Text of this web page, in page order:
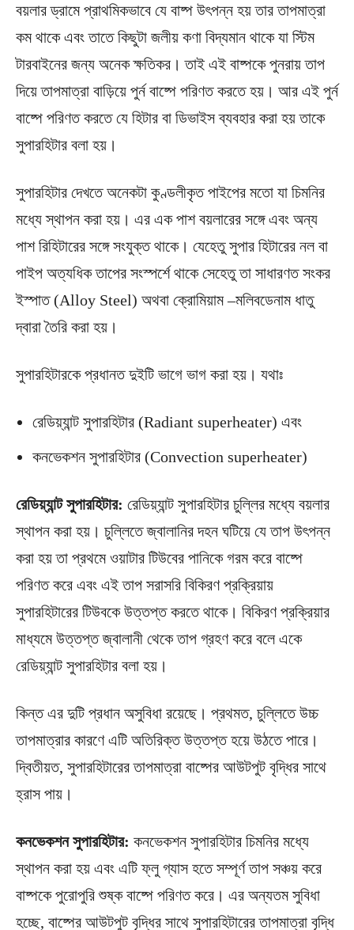
বয়লার ড্রামে প্রাথমিকভাবে যে বাষ্প উৎপন্ন হয় তার তাপমাত্রা
কম থাকে এবং তাতে কিছুটা জলীয় কণা বিদ্যমান থাকে যা স্টিম
টারবাইনের জন্য অনেক ক্ষতিকর। তাই এই বাষ্পকে পুনরায় তাপ
দিয়ে তাপমাত্রা বাড়িয়ে পুর্ন বাষ্পে পরিণত করতে হয়। আর এই পুর্ন
বাষ্পে পরিণত করতে যে হিটার বা ডিভাইস ব্যবহার করা হয় তাকে
সুপারহিটার বলা হয়।
সুপারহিটার দেখতে অনেকটা কুণ্ডলীকৃত পাইপের মতো যা চিমনির
মধ্যে স্থাপন করা হয়। এর এক পাশ বয়লারের সঙ্গে এবং অন্য
পাশ রিহিটারের সঙ্গে সংযুক্ত থাকে। যেহেতু সুপার হিটারের নল বা
পাইপ অত্যধিক তাপের সংস্পর্শে থাকে সেহেতু তা সাধারণত সংকর
ইস্পাত (Alloy Steel) অথবা ক্রোমিয়াম –মলিবডেনাম ধাতু
দ্বারা তৈরি করা হয়।
সুপারহিটারকে প্রধানত দুইটি ভাগে ভাগ করা হয়। যথাঃ
রেডিয়্যান্ট সুপারহিটার (Radiant superheater) এবং
কনভেকশন সুপারহিটার (Convection superheater)
রেডিয়্যান্ট সুপারহিটার: রেডিয়্যান্ট সুপারহিটার চুল্লির মধ্যে বয়লার
স্থাপন করা হয়। চুল্লিতে জ্বালানির দহন ঘটিয়ে যে তাপ উৎপন্ন
করা হয় তা প্রথমে ওয়াটার টিউবের পানিকে গরম করে বাষ্পে
পরিণত করে এবং এই তাপ সরাসরি বিকিরণ প্রক্রিয়ায়
সুপারহিটারের টিউবকে উত্তপ্ত করতে থাকে। বিকিরণ প্রক্রিয়ার
মাধ্যমে উত্তপ্ত জ্বালানী থেকে তাপ গ্রহণ করে বলে একে
রেডিয়্যান্ট সুপারহিটার বলা হয়।
কিন্ত এর দুটি প্রধান অসুবিধা রয়েছে। প্রথমত, চুল্লিতে উচ্চ
তাপমাত্রার কারণে এটি অতিরিক্ত উত্তপ্ত হয়ে উঠতে পারে।
দ্বিতীয়ত, সুপারহিটারের তাপমাত্রা বাষ্পের আউটপুট বৃদ্ধির সাথে
হ্রাস পায়।
কনভেকশন সুপারহিটার: কনভেকশন সুপারহিটার চিমনির মধ্যে
স্থাপন করা হয় এবং এটি ফ্লু গ্যাস হতে সম্পূর্ণ তাপ সঞ্চয় করে
বাষ্পকে পুরোপুরি শুষ্ক বাষ্পে পরিণত করে। এর অন্যতম সুবিধা
হচ্ছে, বাষ্পের আউটপুট বৃদ্ধির সাথে সুপারহিটারের তাপমাত্রা বৃদ্ধি